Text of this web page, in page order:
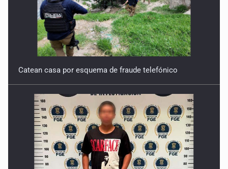
Catean casa por esquema de fraude telefónico